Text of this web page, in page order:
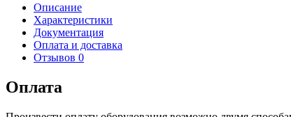
Описание
Характеристики
Документация
Оплата и доставка
Отзывов 0
Оплата